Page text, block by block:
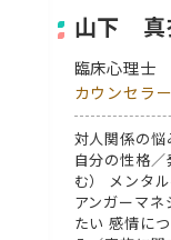
山下 真
臨床心理士
カウンセラ
対人関係の
自分の性格
む） メンタ
アンガーマ
たい 感情に